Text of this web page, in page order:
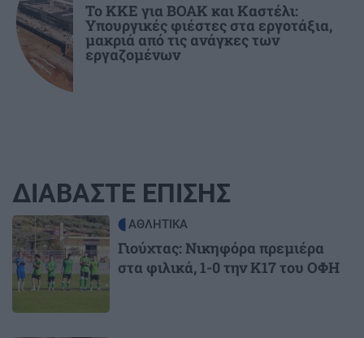
Το ΚΚΕ για ΒΟΑΚ και Καστέλι:
Υπουργικές φιέστες στα εργοτάξια,
μακριά από τις ανάγκες των
εργαζομένων
ΔΙΑΒΑΣΤΕ ΕΠΙΣΗΣ
Image ΑΘΛΗΤΙΚΑ
Γιούχτας: Νικηφόρα πρεμιέρα
στα φιλικά, 1-0 την Κ17 του ΟΦΗ